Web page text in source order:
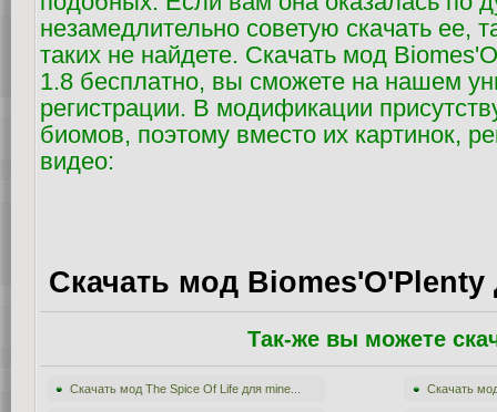
незамедлительно советую скачать ее,
таких не найдете. Скачать мод
1.8 бесплатно, вы сможете на нашем
регистрации. В модификации
биомов, поэтому вместо их картинок,
видео:
Скачать мод Biomes'O'Plenty
Так-же вы можете
Скачать мод The Spice Of Life для mine... Скачать